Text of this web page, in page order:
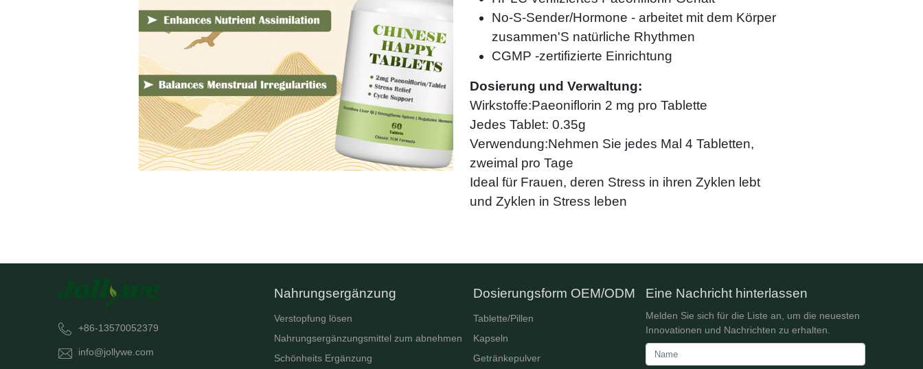
No-S-Sender/Hormone - arbeitet mit dem Körper
zusammen'S natürliche Rhythmen
CGMP -zertifizierte Einrichtung
Dosierung und Verwaltung:
Wirkstoffe:Paeoniflorin 2 mg pro Tablette
Jedes Tablet: 0.35g
Verwendung:Nehmen Sie jedes Mal 4 Tabletten,
zweimal pro Tage
Ideal für Frauen, deren Stress in ihren Zyklen lebt
und Zyklen in Stress leben
+86-13570052379
info@jollywe.com
Nahrungsergänzung
Verstopfung lösen
Nahrungsergänzungsmittel zum abnehmen
Schönheits Ergänzung
Dosierungsform OEM/ODM
Tablette/Pillen
Kapseln
Getränkepulver
Eine Nachricht hinterlassen
Melden Sie sich für die Liste an, um die neuesten
Innovationen und Nachrichten zu erhalten.